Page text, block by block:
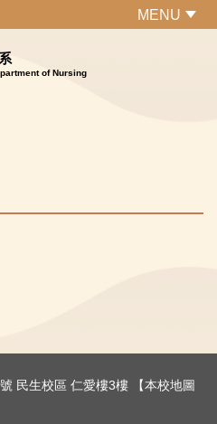
of Nursing
MENU
民生校區 仁愛樓3樓 【本校地圖